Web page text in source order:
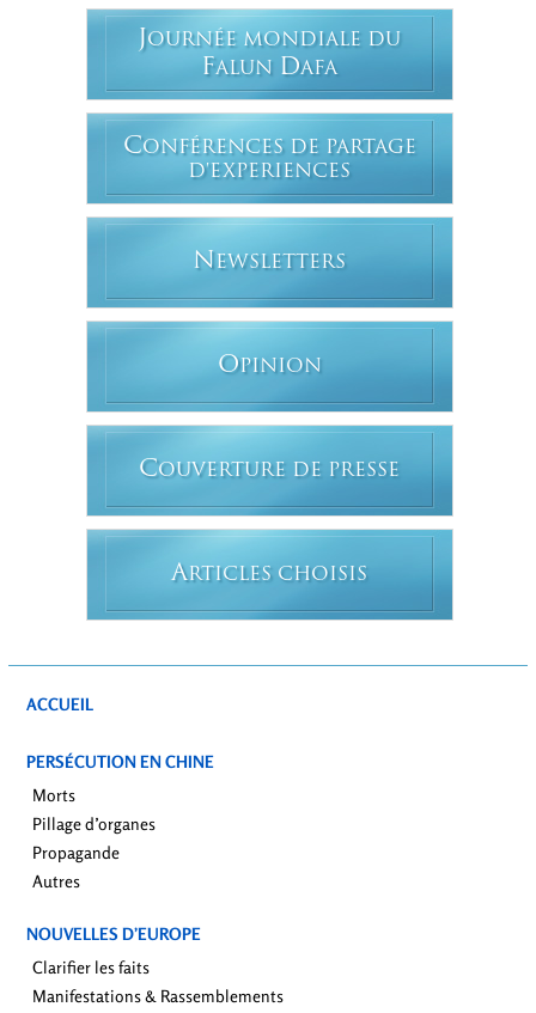
JOURNÉE MONDIALE DU
FALUN DAFA
CONFÉRENCES DE PARTAGE
D'EXPERIENCES
N EWSLETTERS
OPINION
COUVERTURE DE PRESSE
ARTICLES CHOISIS
ACCUEIL
PERSÉCUTION EN CHINE
Morts
Pillage d’organes
Propagande
Autres
NOUVELLES D’EUROPE
Clarifier les faits
Manifestations & Rassemblements